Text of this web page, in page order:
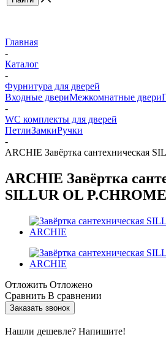
Главная
-
Каталог
-
Фурнитура для дверей
Входные двериМежкомнатные двери
-
WC комплекты для дверей
ПетлиЗамкиРучки
-
ARCHIE Завёртка сантехническая
ARCHIE Завёртка
SILLUR OL P.CHROME
Отложить Отложено
Сравнить В сравнении
Заказать звонок
Нашли дешевле? Напишите!